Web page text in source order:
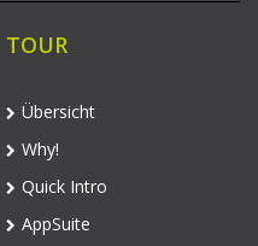
TOUR
Übersicht
Why!
Quick Intro
AppSuite